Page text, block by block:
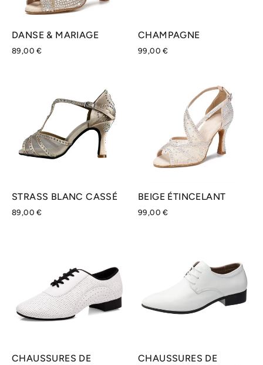
DANSE & MARIAGE
89,00 €
CHAMPAGNE
99,00 €
STRASS BLANC CASSÉ
89,00 €
BEIGE ÉTINCELANT
99,00 €
CHAUSSURES DE
CHAUSSURES DE